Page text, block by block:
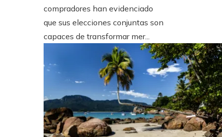
compradores han evidenciado
que sus elecciones conjuntas son
capaces de transformar mer...